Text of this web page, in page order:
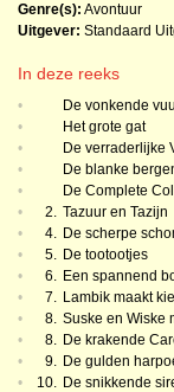
Genre(s): Avontuur
Uitgever: Standaard
In deze reeks
•
De vonkende
•
Het grote gat
•
De verraderlijke
•
De blanke
•
De Complete
•
2. Tazuur en Tazijn
•
4. De scherpe
•
5. De tootootjes
•
6. Een spannend
•
7. Lambik maakt
•
8. Suske en Wiske
•
8. De krakende
•
9. De gulden
•
10. De snikkende